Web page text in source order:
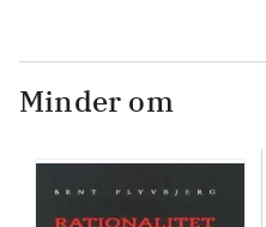
Minder om